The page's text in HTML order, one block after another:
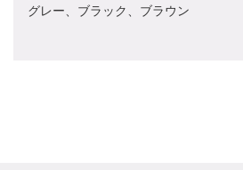
グレー、ブラック、ブラウン